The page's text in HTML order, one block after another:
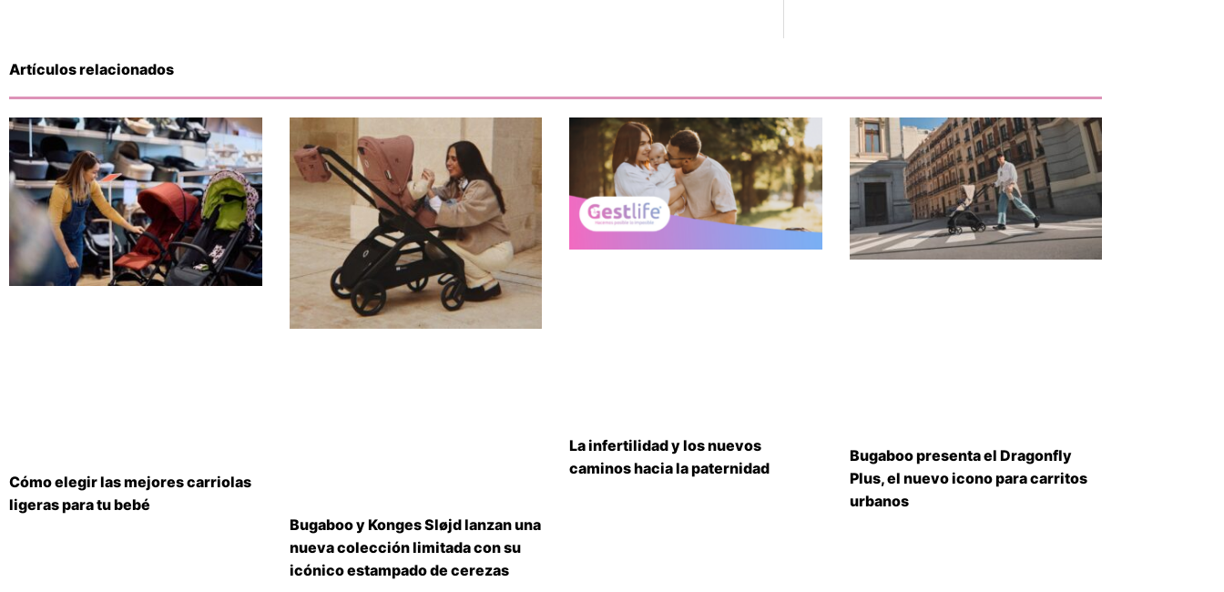
Artículos relacionados
Cómo elegir las mejores carriolas
ligeras para tu bebé
Bugaboo y Konges Sløjd lanzan una
nueva colección limitada con su
icónico estampado de cerezas
La infertilidad y los nuevos
caminos hacia la paternidad
Bugaboo presenta el Dragonfly
Plus, el nuevo icono para carritos
urbanos